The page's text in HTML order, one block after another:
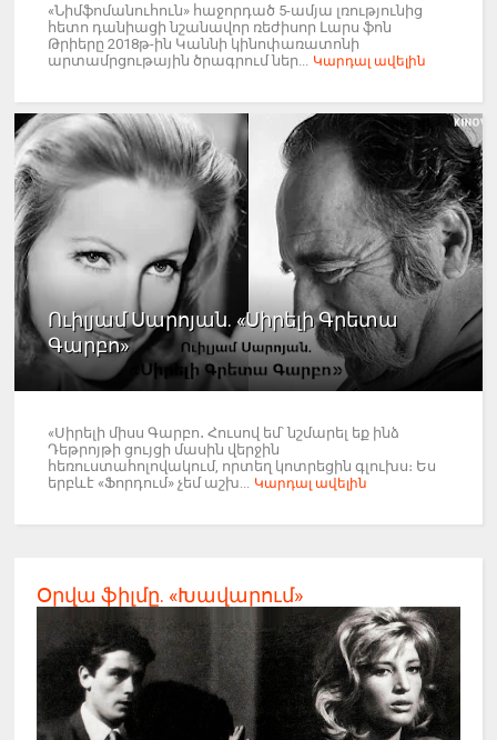
«Նիմֆոմանուհուն» հաջորդած 5-ամյա լռությունից
հետո դանիացի նշանավոր ռեժիսոր Լարս ֆոն
Թրիերը 2018թ-ին Կաննի կինոփառատոնի
արտամրցութային ծրագրում ներ... Կարդալ ավելին
Ուիլյամ Սարոյան. «Սիրելի Գրետա
Գարբո»
«Սիրելի միսս Գարբո․ Հուսով եմ՝ նշմարել եք ինձ
Դեթրոյթի ցույցի մասին վերջին
հեռուստահոլովակում, որտեղ կոտրեցին գլուխս։ Ես
երբևէ «Ֆորդում» չեմ աշխ... Կարդալ ավելին
Օրվա ֆիլմը. «Խավարում»